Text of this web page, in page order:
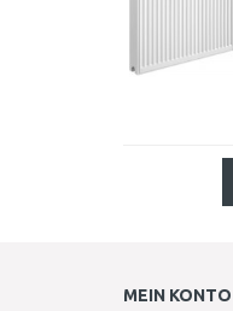
MEIN KONTO